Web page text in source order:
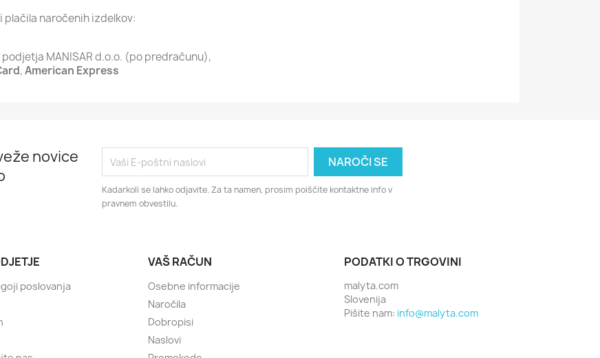
plačila naročenih izdelkov:
MANISAR d.o.o. (po predračunu),
,American Express
novice
Kadarkoli se lahko odjavite. Za ta namen, prosim poiščite kontaktne info v
pravnem obvestilu.
poslovanja
VAŠ RAČUN
Osebne informacije
Naročila
Dobropisi
Naslovi
PODATKI O TRGOVINI
malyta.com
Slovenija
Pišite nam: info@malyta.com